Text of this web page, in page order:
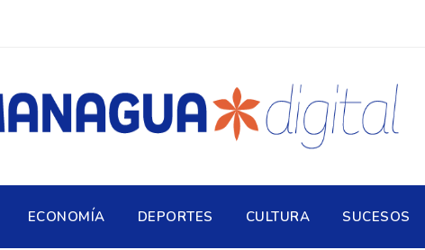
ECONOMÍA DEPORTES CULTURA SUCESOS